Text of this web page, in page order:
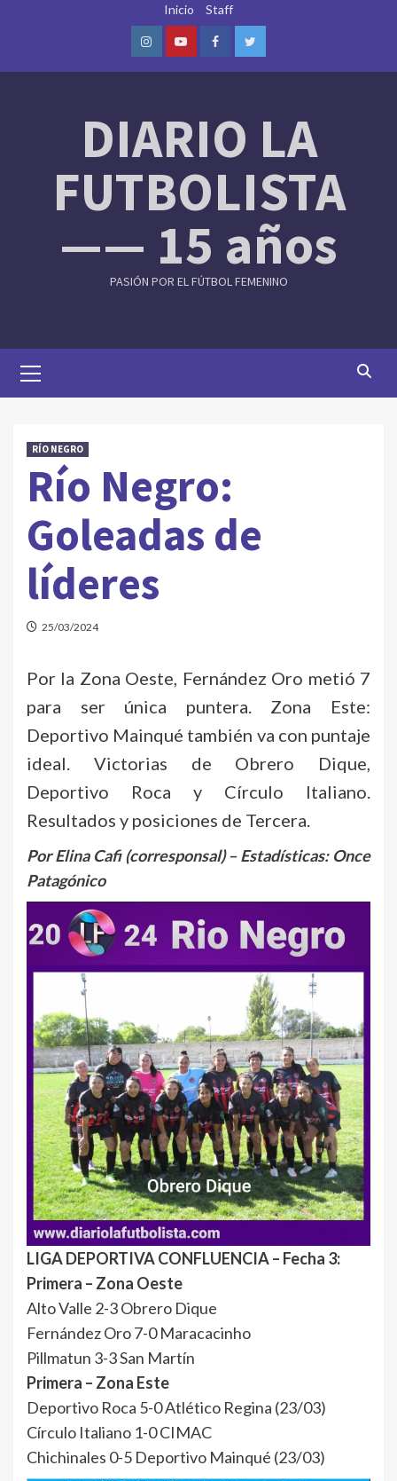
Inicio Staff
InstagramYoutubeFacebookTwitter
DIARIO LA
FUTBOLISTA
—— 15 años
PASIÓN POR EL FÚTBOL FEMENINO
Menu
RÍO NEGRO
Río Negro:
Goleadas de
líderes
25/03/2024
Por la Zona Oeste, Fernández Oro metió 7
para ser única puntera. Zona Este:
Deportivo Mainqué también va con puntaje
ideal. Victorias de Obrero Dique,
Deportivo Roca y Círculo Italiano.
Resultados y posiciones de Tercera.
Por Elina Cafi (corresponsal) – Estadísticas: Once
Patagónico
LIGA DEPORTIVA CONFLUENCIA – Fecha 3:
Primera – Zona Oeste
Alto Valle 2-3 Obrero Dique
Fernández Oro 7-0 Maracacinho
Pillmatun 3-3 San Martín
Primera – Zona Este
Deportivo Roca 5-0 Atlético Regina (23/03)
Círculo Italiano 1-0 CIMAC
Chichinales 0-5 Deportivo Mainqué (23/03)